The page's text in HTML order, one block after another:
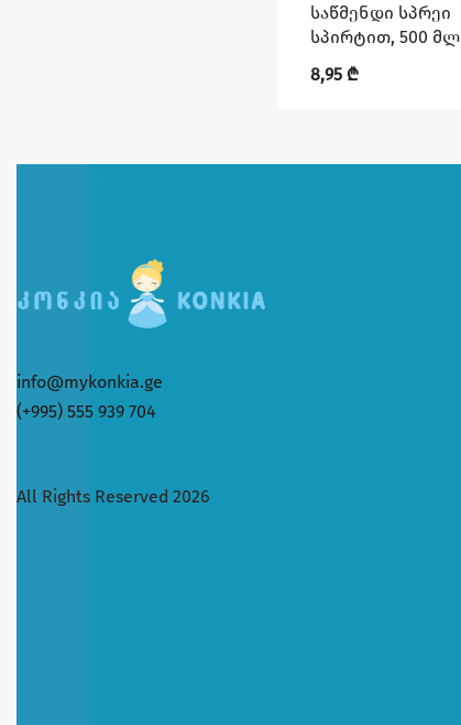
საწმენდი სპრეი
სპირტით, 500 მლ
8,95 ₾
info@mykonkia.ge
(+995) 555 939 704
All Rights Reserved 2026